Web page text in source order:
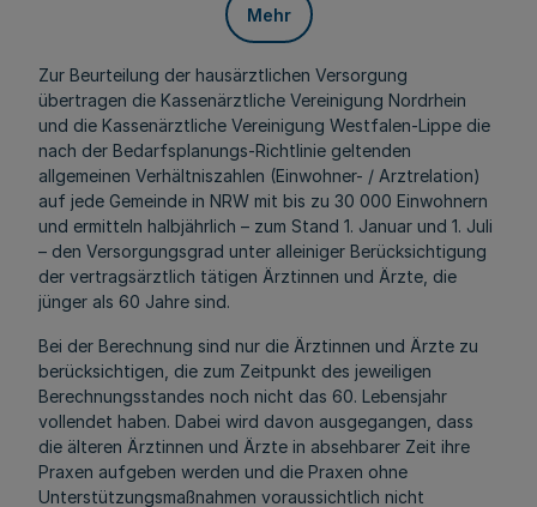
Mehr
Zur Beurteilung der hausärztlichen Versorgung
übertragen die Kassenärztliche Vereinigung Nordrhein
und die Kassenärztliche Vereinigung Westfalen-Lippe die
nach der Bedarfsplanungs-Richtlinie geltenden
allgemeinen Verhältniszahlen (Einwohner- / Arztrelation)
auf jede Gemeinde in NRW mit bis zu 30 000 Einwohnern
und ermitteln halbjährlich – zum Stand 1. Januar und 1. Juli
– den Versorgungsgrad unter alleiniger Berücksichtigung
der vertragsärztlich tätigen Ärztinnen und Ärzte, die
jünger als 60 Jahre sind.
Bei der Berechnung sind nur die Ärztinnen und Ärzte zu
berücksichtigen, die zum Zeitpunkt des jeweiligen
Berechnungsstandes noch nicht das 60. Lebensjahr
vollendet haben. Dabei wird davon ausgegangen, dass
die älteren Ärztinnen und Ärzte in absehbarer Zeit ihre
Praxen aufgeben werden und die Praxen ohne
Unterstützungsmaßnahmen voraussichtlich nicht